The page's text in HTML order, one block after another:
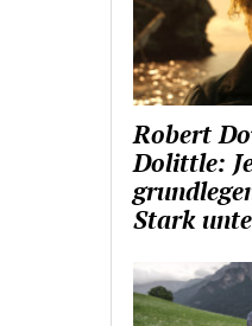
Robert
Dolittle:
Stark